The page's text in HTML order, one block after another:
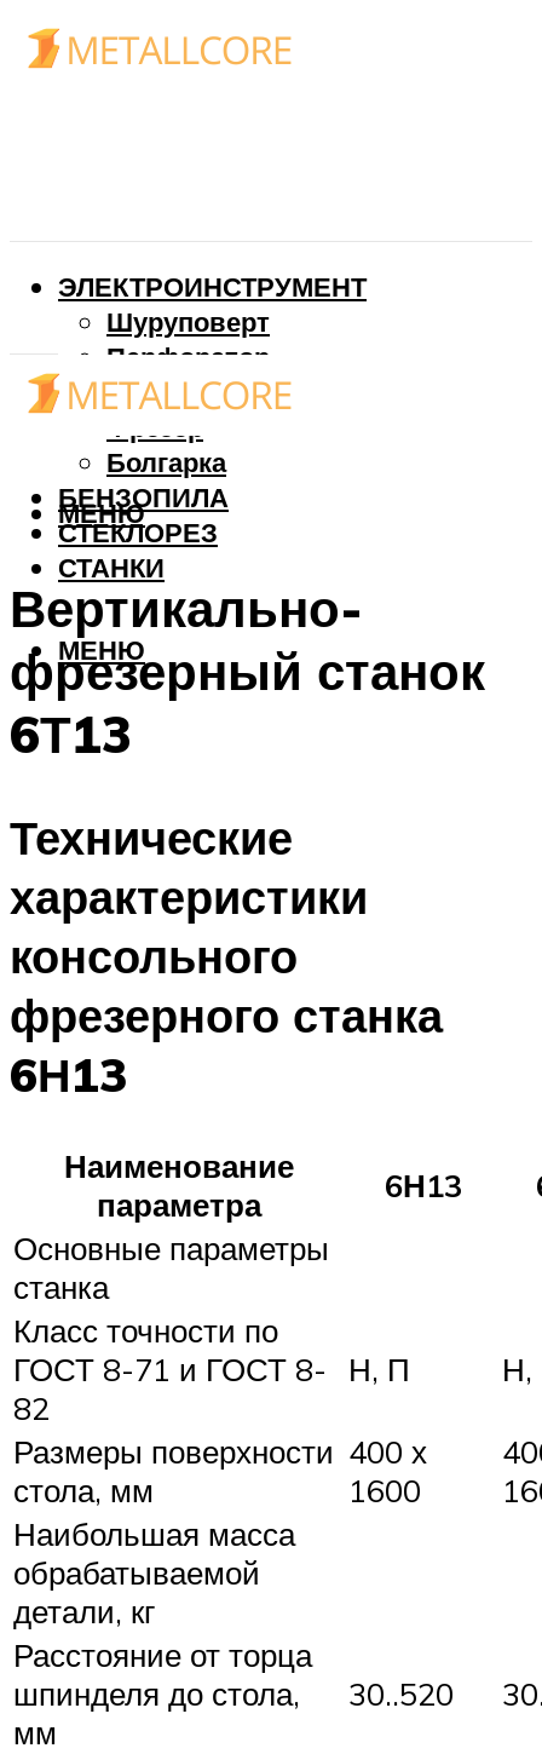
ЭЛЕКТРОИНСТРУМЕНТ
Шуруповерт
Перфоратор
Дрель
Фрезер
Болгарка
БЕНЗОПИЛА
СТЕКЛОРЕЗ
СТАНКИ
МЕНЮ
МЕНЮ
Вертикально-
фрезерный станок
6Т13
Технические
характеристики
консольного
фрезерного станка
6Н13
Наименование
параметра
6Н13
Основные параметры
станка
Класс точности по
ГОСТ 8-71 и ГОСТ 8-
82
Н, П Н,
Размеры поверхности
стола, мм
400 х
1600
Наибольшая масса
обрабатываемой
детали, кг
Расстояние от торца
шпинделя до стола,
мм
30..520